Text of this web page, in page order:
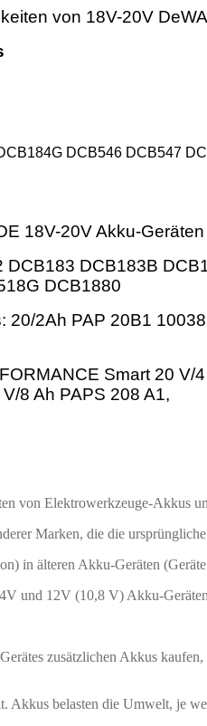
von 18V-20V
DCB546 DCB547
18V-20V Akku-Geräten
DCB183 DCB183B
DCB1880
20/2Ah PAP 20B1
Smart 20 V/
8 Ah PAPS 208 A1,
von Elektrowerkzeuge-Akkus
Marken, die die
in älteren Akku-Geräten
und 12V (10,8 V) Akku-
zusätzlichen Akkus
belasten die Umwelt, je